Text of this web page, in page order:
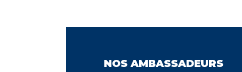
NOS AMBASSADEURS